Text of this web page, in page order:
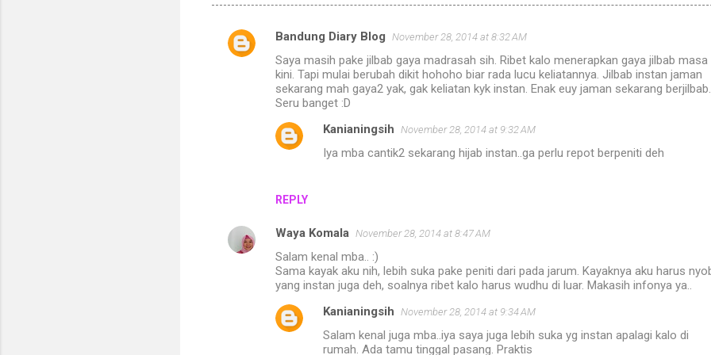
C
Bandung Diary Blog November 28, 2014 at 8:32 AM
Saya masih pake jilbab gaya madrasah sih. Ribet kalo menerapkan gaya jilbab masa
kini. Tapi mulai berubah dikit hohoho biar rada lucu keliatannya. Jilbab instan jaman
sekarang mah gaya2 yak, gak keliatan kyk instan. Enak euy jaman sekarang berjilbab.
Seru banget :D
REPLY
Kanianingsih November 28, 2014 at 9:32 AM
Iya mba cantik2 sekarang hijab instan..ga perlu repot berpeniti deh
Waya Komala November 28, 2014 at 8:47 AM
Salam kenal mba.. :)
Sama kayak aku nih, lebih suka pake peniti dari pada jarum. Kayaknya aku harus
yang instan juga deh, soalnya ribet kalo harus wudhu di luar. Makasih infonya ya..
Kanianingsih November 28, 2014 at 9:34 AM
Salam kenal juga mba..iya saya juga lebih suka yg instan apalagi kalo di
rumah. Ada tamu tinggal pasang. Praktis